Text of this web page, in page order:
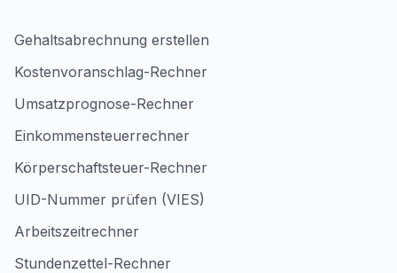
Gehaltsabrechnung erstellen
Kostenvoranschlag-Rechner
Umsatzprognose-Rechner
Einkommensteuerrechner
Körperschaftsteuer-Rechner
UID-Nummer prüfen (VIES)
Arbeitszeitrechner
Stundenzettel-Rechner